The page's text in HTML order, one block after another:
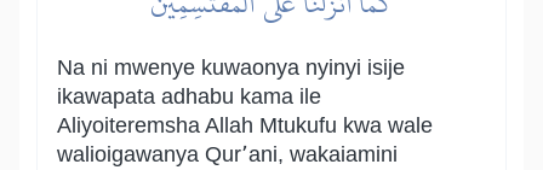
Na ni mwenye kuwaonya nyinyi isije
ikawapata adhabu kama ile
Aliyoiteremsha Allah Mtukufu kwa wale
walioigawanya Qur՚ani, wakaiamini